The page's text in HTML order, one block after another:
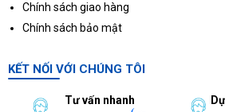
Chính sách giao hàng
Chính sách bảo mật
KẾT NỐI VỚI CHÚNG TÔI
Tư vấn nhanh